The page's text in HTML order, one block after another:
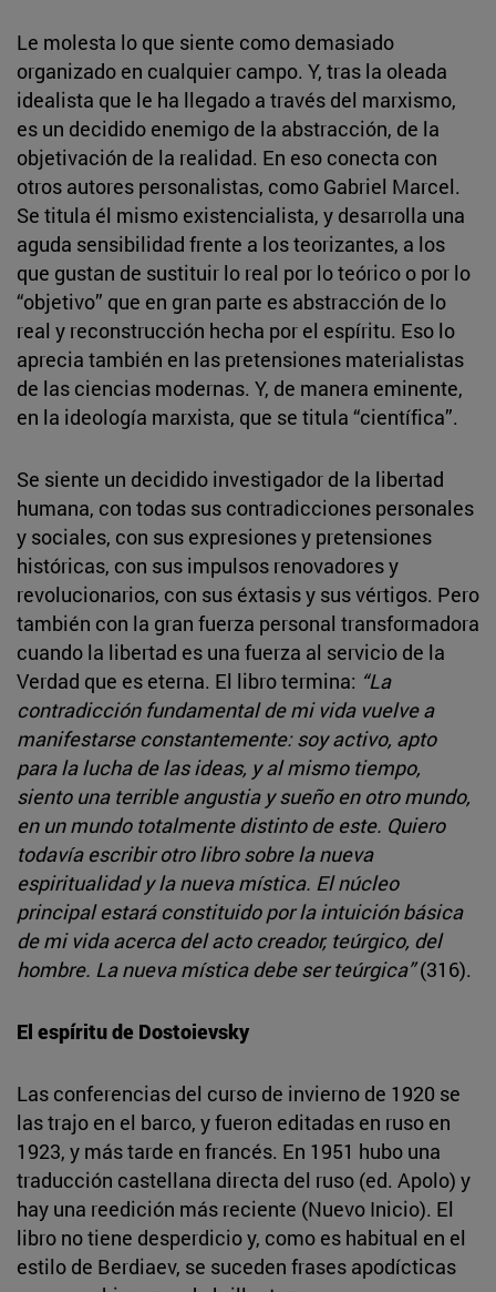
Le molesta lo que siente como demasiado
organizado en cualquier campo. Y, tras la oleada
idealista que le ha llegado a través del marxismo,
es un decidido enemigo de la abstracción, de la
objetivación de la realidad. En eso conecta con
otros autores personalistas, como Gabriel Marcel.
Se titula él mismo existencialista, y desarrolla una
aguda sensibilidad frente a los teorizantes, a los
que gustan de sustituir lo real por lo teórico o por lo
“objetivo” que en gran parte es abstracción de lo
real y reconstrucción hecha por el espíritu. Eso lo
aprecia también en las pretensiones materialistas
de las ciencias modernas. Y, de manera eminente,
en la ideología marxista, que se titula “científica”.
Se siente un decidido investigador de la libertad
humana, con todas sus contradicciones personales
y sociales, con sus expresiones y pretensiones
históricas, con sus impulsos renovadores y
revolucionarios, con sus éxtasis y sus vértigos. Pero
también con la gran fuerza personal transformadora
cuando la libertad es una fuerza al servicio de la
Verdad que es eterna. El libro termina: “La
contradicción fundamental de mi vida vuelve a
manifestarse constantemente: soy activo, apto
para la lucha de las ideas, y al mismo tiempo,
siento una terrible angustia y sueño en otro mundo,
en un mundo totalmente distinto de este. Quiero
todavía escribir otro libro sobre la nueva
espiritualidad y la nueva mística. El núcleo
principal estará constituido por la intuición básica
de mi vida acerca del acto creador, teúrgico, del
hombre. La nueva mística debe ser teúrgica”(316).
El espíritu de Dostoievsky
Las conferencias del curso de invierno de 1920 se
las trajo en el barco, y fueron editadas en ruso en
1923, y más tarde en francés. En 1951 hubo una
traducción castellana directa del ruso (ed. Apolo) y
hay una reedición más reciente (Nuevo Inicio). El
libro no tiene desperdicio y, como es habitual en el
estilo de Berdiaev, se suceden frases apodícticas